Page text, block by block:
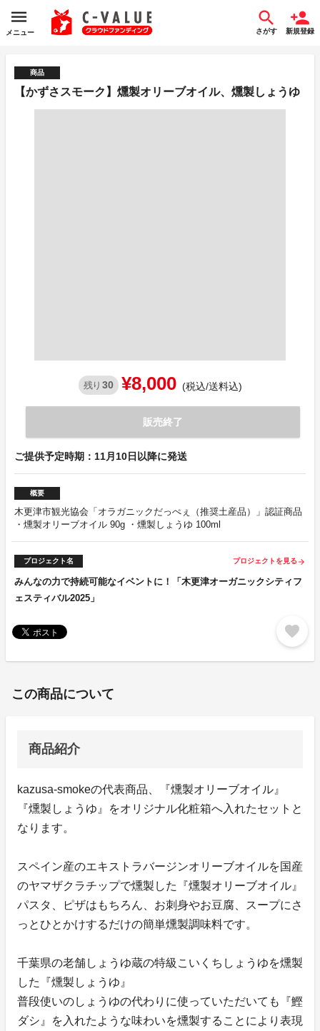
メニュー さがす 新規登録
商品
【かずさスモーク】燻製オリーブオイル、燻製しょうゆ
残り 30 ¥8,000 (税込/送料込)
販売終了
ご提供予定時期：11月10日以降に発送
概要
木更津市観光協会「オラガニックだっぺぇ（推奨土産品）」認証商品
・燻製オリーブオイル 90g ・燻製しょうゆ 100ml
プロジェクト名 プロジェクトを見る arrow_forward
みんなの力で持続可能なイベントに！「木更津オーガニックシティフ
ェスティバル2025」
favorite
この商品について
商品紹介
kazusa-smokeの代表商品、『燻製オリーブオイル』
『燻製しょうゆ』をオリジナル化粧箱へ入れたセットと
なります。
スペイン産のエキストラバージンオリーブオイルを国産
のヤマザクラチップで燻製した『燻製オリーブオイル』
パスタ、ピザはもちろん、お刺身やお豆腐、スープにさ
っとひとかけするだけの簡単燻製調味料です。
千葉県の老舗しょうゆ蔵の特級こいくちしょうゆを燻製
した『燻製しょうゆ』
普段使いのしょうゆの代わりに使っていただいても『鰹
ダシ』を入れたような味わいを燻製することにより表現